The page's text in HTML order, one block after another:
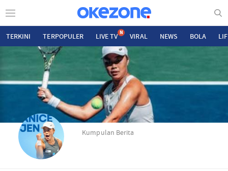
TERKINI TERPOPULER LIVE TV N VIRAL NEWS BOLA
Kumpulan Berita